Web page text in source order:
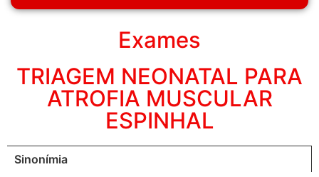
Exames
TRIAGEM NEONATAL PARA
ATROFIA MUSCULAR
ESPINHAL
Sinonímia